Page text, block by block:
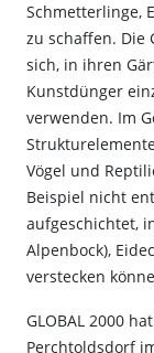
Schmetterlinge,
zu schaffen. Die
sich, in ihren
Kunstdünger
verwenden. Im
Vögel und
Beispiel nicht
aufgeschichtet,
Alpenbock),
verstecken
GLOBAL 2000
Perchtoldsdorf